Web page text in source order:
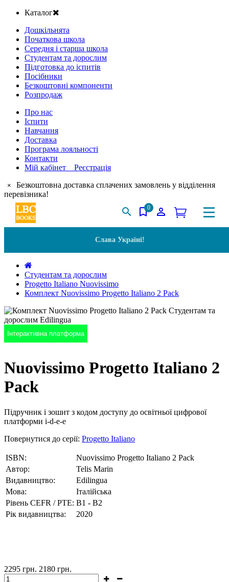
Каталог
Дошкільнята
Початкова школа
Середня і старша школа
Студентам та дорослим
Підготовка до іспитів
Посібники
Безкоштовні компоненти
Розпродаж
Про нас
Іспити
Навчання
Доставка
Програма лояльності
Контакти
Мій кабінет Реєстрація
×
Безкоштовна доставка сплачених замовлень у відділення
перевізника!
0
Слава Україні!
Студентам та дорослим
Progetto Italiano Nuovissimo
Комплект Nuovissimo Progetto Italiano 2 Pack
Інтерактивна платформа
Nuovissimo Progetto Italiano 2
Pack
Підручник і зошит з кодом доступу до освітньої цифрової
платформи i-d-e-e
Повернутися до серії: Progetto Italiano
ISBN:
Nuovissimo Progetto Italiano 2 Pack
Автор:
Telis Marin
Видавництво:
Edilingua
Мова:
Італійська
Рівень CEFR / PTE: B1 - B2
Рік видавництва:
2020
2295 грн. 2180 грн.